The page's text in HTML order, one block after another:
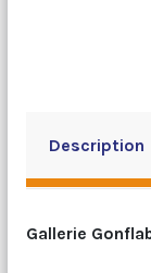
Description
Gallerie